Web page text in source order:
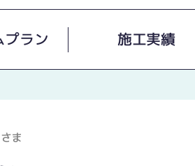
プラン 施工実績
ま